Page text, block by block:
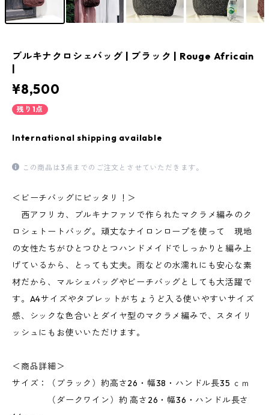
ブルキナクロシェバッグ | ブラック | Rouge Africain
¥8,500
残り1点
International shipping available
この商品は3点までのご注文とさせていただきます。
＜ビーチバッグにピッタリ！＞
西アフリカ、ブルキナファソで作られたマクラメ編みのク
ロシェトートバッグ。頑丈なナイロンロープを使って 現地
の女性たちがひとつひとつハンドメイドでしっかりと編み上
げているから、とっても丈夫。雨などの水濡れにも安心な素
材だから、マルシェバッグやビーチバッグとしても大活躍で
す。A4サイズやタブレットがちょうど入る使いやすいサイズ
感、シックな色合いとダイヤ型のマクラメ編みで、スタイリ
ッシュにもお使いいただけます。
＜商品詳細＞
サイズ：（ブラック）約高さ26・幅38・ハンドル長35 ｃｍ
（ダークワイン）約 高さ26・幅36・ハンドル長さ